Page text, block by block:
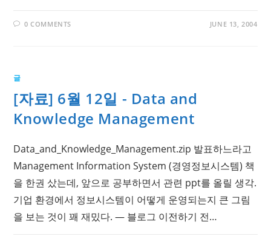
0 COMMENTS JUNE 13, 2004
글
[자료] 6월 12일 - Data and
Knowledge Management
Data_and_Knowledge_Management.zip 발표하느라고
Management Information System (경영정보시스템) 책
을 한권 샀는데, 앞으로 공부하면서 관련 ppt를 올릴 생각.
기업 환경에서 정보시스템이 어떻게 운영되는지 큰 그림
을 보는 것이 꽤 재밌다. — 블로그 이전하기 전…